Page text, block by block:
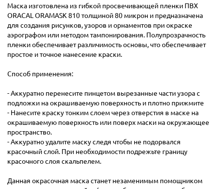
Маска изготовлена из гибкой просвечивающей пленки ПВХ
ORACAL ORAMASK 810 толщиной 80 микрон и предназначена
для создания рисунков, узоров и орнаментов при окраске
аэрографом или методом тампонирования. Полупрозрачность
пленки обеспечивает различимость основы, что обеспечивает
простое и точное нанесение краски.
Способ применения:
- Аккуратно перенесите пинцетом вырезанные части узора с
подложки на окрашиваемую поверхность и плотно прижмите
- Нанесите краску тонким слоем через отверстия в маске на
окрашиваемую поверхность или поверх маски на окружающее
пространство.
- Аккуратно удалите маску следя чтобы не подорвался
красочный слой. При необходимости подрежьте границу
красочного слоя скальпелем.
Данная окрасочная маска станет незаменимым помощником